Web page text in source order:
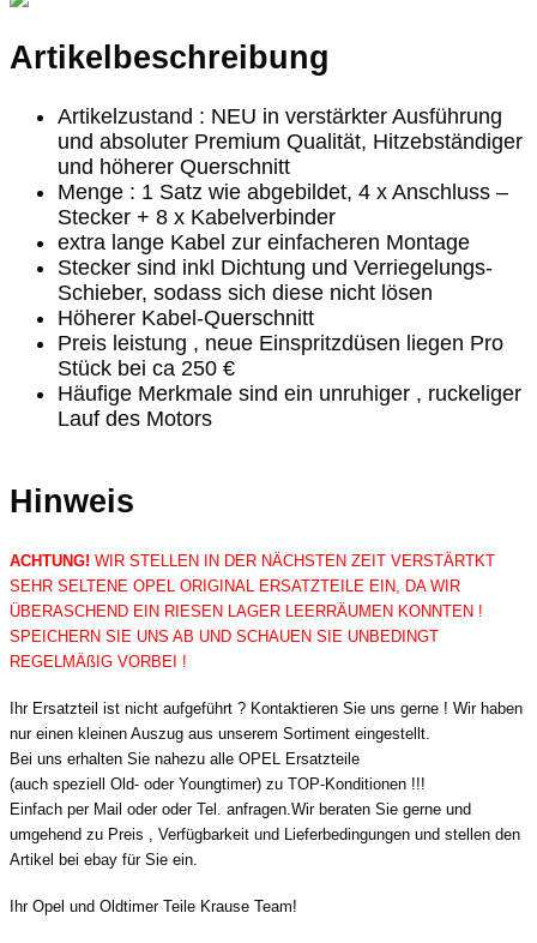
Artikelbeschreibung
Artikelzustand : NEU in verstärkter Ausführung
und absoluter Premium Qualität, Hitzebständiger
und höherer Querschnitt
Menge : 1 Satz wie abgebildet, 4 x Anschluss –
Stecker + 8 x Kabelverbinder
extra lange Kabel zur einfacheren Montage
Stecker sind inkl Dichtung und Verriegelungs-
Schieber, sodass sich diese nicht lösen
Höherer Kabel-Querschnitt
Preis leistung , neue Einspritzdüsen liegen Pro
Stück bei ca 250 €
Häufige Merkmale sind ein unruhiger , ruckeliger
Lauf des Motors
Hinweis
ACHTUNG! WIR STELLEN IN DER NÄCHSTEN ZEIT VERSTÄRTKT
SEHR SELTENE OPEL ORIGINAL ERSATZTEILE EIN, DA WIR
ÜBERASCHEND EIN RIESEN LAGER LEERRÄUMEN KONNTEN !
SPEICHERN SIE UNS AB UND SCHAUEN SIE UNBEDINGT
REGELMÄßIG VORBEI !
Ihr Ersatzteil ist nicht aufgeführt ? Kontaktieren Sie uns gerne ! Wir haben
nur einen kleinen Auszug aus unserem Sortiment eingestellt.
Bei uns erhalten Sie nahezu alle OPEL Ersatzteile
(auch speziell Old- oder Youngtimer) zu TOP-Konditionen !!!
Einfach per Mail oder oder Tel. anfragen.Wir beraten Sie gerne und
umgehend zu Preis , Verfügbarkeit und Lieferbedingungen und stellen den
Artikel bei ebay für Sie ein.
Ihr Opel und Oldtimer Teile Krause Team!